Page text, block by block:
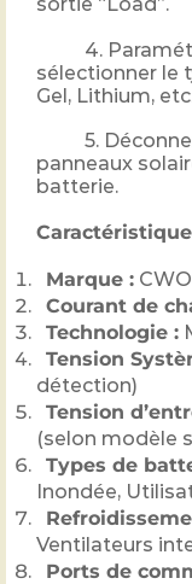
4.
sélectionner le
Gel, Lithium,
5.
panneaux
batterie.
Marque :
Courant de
Technologie :
Tension
détection)
Tension
(selon modèle
Types de
Inondée,
Ventilateurs
Ports de